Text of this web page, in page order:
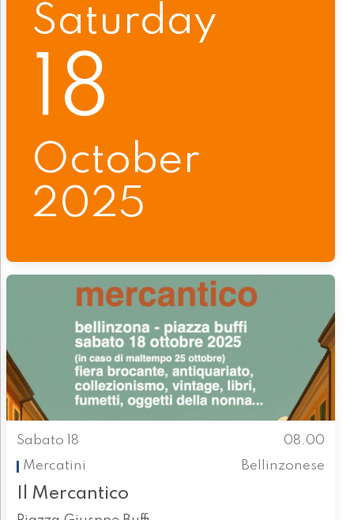
Saturday
18
October
2025
Sabato 18
08.00
Mercatini
Bellinzonese
Il Mercantico